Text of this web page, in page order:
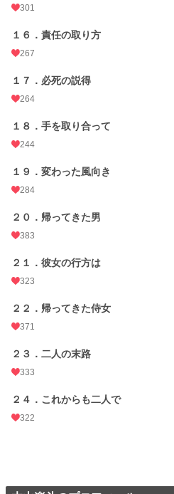
301
１６．責任の取り方
267
１７．必死の説得
264
１８．手を取り合って
244
１９．変わった風向き
284
２０．帰ってきた男
383
２１．彼女の行方は
323
２２．帰ってきた侍女
371
２３．二人の末路
333
２４．これからも二人で
322